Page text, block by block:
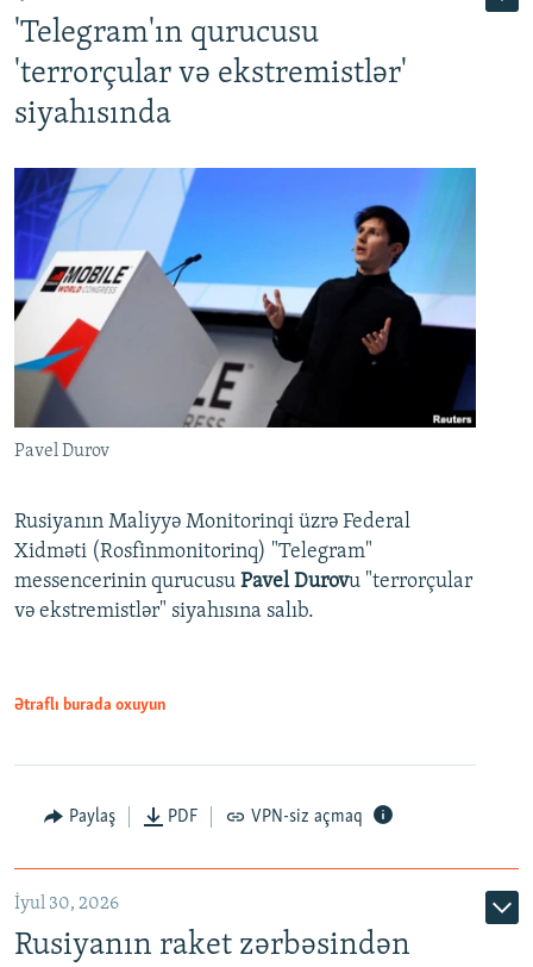
'Telegram'ın qurucusu
'terrorçular və ekstremistlər'
siyahısında
Pavel Durov
Rusiyanın Maliyyə Monitorinqi üzrə Federal
Xidməti (Rosfinmonitorinq) "Telegram"
messencerinin qurucusu Pavel Durovu "terrorçular
və ekstremistlər" siyahısına salıb.
Ətraflı burada oxuyun
Paylaş PDF VPN-siz açmaq
İyul 30, 2026
Rusiyanın raket zərbəsindən